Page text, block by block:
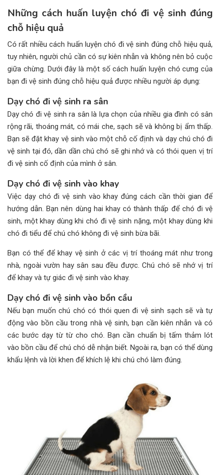
Những cách huấn luyện chó đi vệ sinh đúng
chỗ hiệu quả
Có rất nhiều cách huấn luyện chó đi vệ sinh đúng chỗ hiệu quả,
tuy nhiên, người chủ cần có sự kiên nhẫn và không nên bỏ cuộc
giữa chừng. Dưới đây là một số cách huấn luyện chó cưng của
bạn đi vệ sinh đúng chỗ hiệu quả được nhiều người áp dụng:
Dạy chó đi vệ sinh ra sân
Dạy chó đi vệ sinh ra sân là lựa chọn của nhiều gia đình có sân
rộng rãi, thoáng mát, có mái che, sạch sẽ và không bị ẩm thấp.
Bạn sẽ đặt khay vệ sinh vào một chỗ cố định và dạy chú chó đi
vệ sinh tại đó, dần dần chú chó sẽ ghi nhớ và có thói quen vị trí
đi vệ sinh cố định của mình ở sân.
Dạy chó đi vệ sinh vào khay
Việc dạy chó đi vệ sinh vào khay đúng cách cần thời gian để
hướng dẫn. Bạn nên dùng hai khay có thành thấp để chó đi vệ
sinh, một khay dùng khi chó đi vệ sinh nặng, một khay dùng khi
chó đi tiểu để chú chó không đi vệ sinh bừa bãi.
Bạn có thể để khay vệ sinh ở các vị trí thoáng mát như trong
nhà, ngoài vườn hay sân sau đều được. Chú chó sẽ nhớ vị trí
để khay và tự giác đi vệ sinh vào khay.
Dạy chó đi vệ sinh vào bồn cầu
Nếu bạn muốn chú chó có thói quen đi vệ sinh sạch sẽ và tự
động vào bồn cầu trong nhà vệ sinh, bạn cần kiên nhẫn và có
các bước dạy từ từ cho chó. Bạn cần chuẩn bị tấm thảm lót
vào bồn cầu để chú chó dễ nhận biết. Ngoài ra, bạn có thể dùng
khẩu lệnh và lời khen để khích lệ khi chú chó làm đúng.